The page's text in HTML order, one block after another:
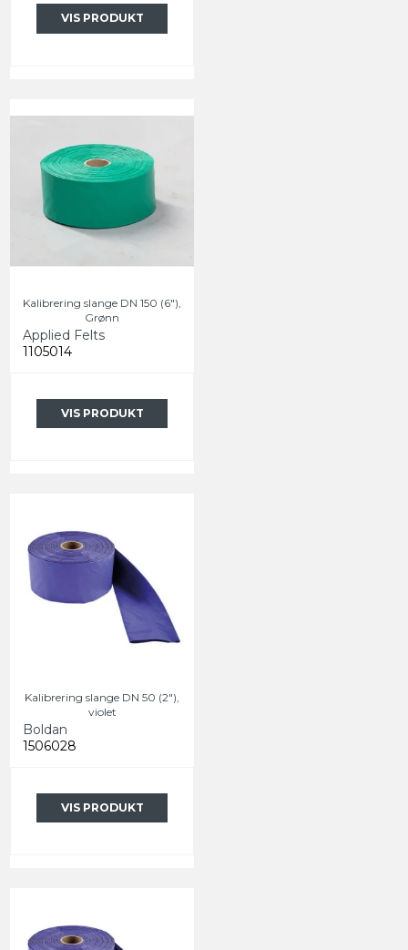
VIS PRODUKT
Kalibrering slange DN 150 (6"),
Grønn
Applied Felts
1105014
VIS PRODUKT
Kalibrering slange DN 50 (2"),
violet
Boldan
1506028
VIS PRODUKT